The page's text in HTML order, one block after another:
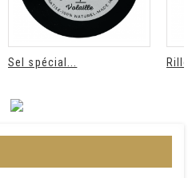
Sel spécial...